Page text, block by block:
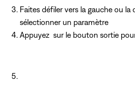
Faites défiler vers la gauche ou la
sélectionner un paramètre
Appuyez sur le bouton sortie